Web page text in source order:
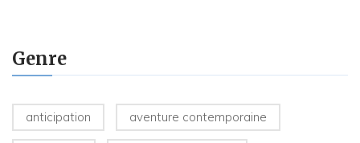
Genre
anticipation aventure contemporaine